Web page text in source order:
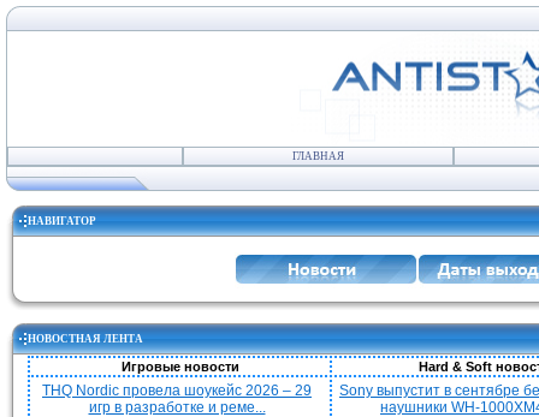
ГЛАВНАЯ
НАВИГАТОР
НОВОСТНАЯ ЛЕНТА
Игровые новости Hard & Soft
THQ Nordic провела шоукейс 2026 – 29
игр в разработке и реме...
Sony выпустит в сентябре
наушники WH-